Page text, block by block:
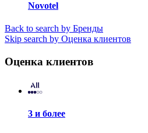
Novotel
Back to search by Бренды
Skip search by Оценка клиентов
Оценка клиентов
3 и более